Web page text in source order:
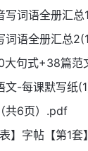
典
写词语全册汇
词语全册汇总
利器
大句式+38篇范
文-每课默写纸
共6页）.pdf
】字帖【第1套